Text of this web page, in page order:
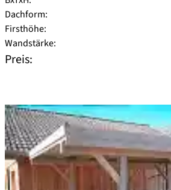
Dachform:
Firsthöhe:
Wandstärke:
Preis: